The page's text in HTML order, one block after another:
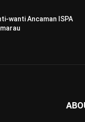
wanti Ancaman ISPA